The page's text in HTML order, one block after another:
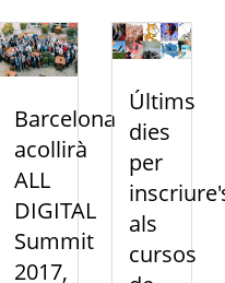
Barcelona
acollirà
ALL
DIGITAL
Summit
2017,
Últims
dies
per
als
cursos